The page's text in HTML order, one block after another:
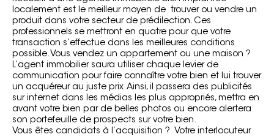
localement est le meilleur moyen de trouver ou vendre un
produit dans votre secteur de prédilection. Ces
professionnels se mettront en quatre pour que votre
transaction s’effectue dans les meilleures conditions
possible. Vous vendez un appartement ou une maison ?
L’agent immobilier saura utiliser chaque levier de
communication pour faire connaître votre bien et lui trouver
un acquéreur au juste prix. Ainsi, il passera des publicités
sur internet dans les médias les plus appropriés, mettra en
avant votre bien par de belles photos ou encore alertera
son portefeuille de prospects sur votre bien.
Vous êtes candidats à l’acquisition ? Votre interlocuteur